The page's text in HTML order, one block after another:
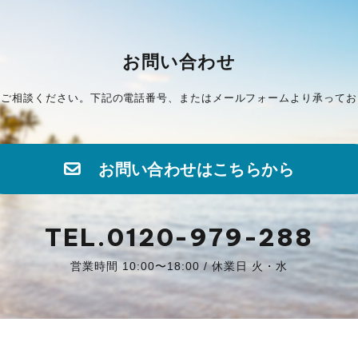
お問い合わせ
相談ください。下記の電話番号、またはメールフォームより承って
お問い合わせはこちらから
TEL.0120-979-288
営業時間 10:00〜18:00 / 休業日 火・水